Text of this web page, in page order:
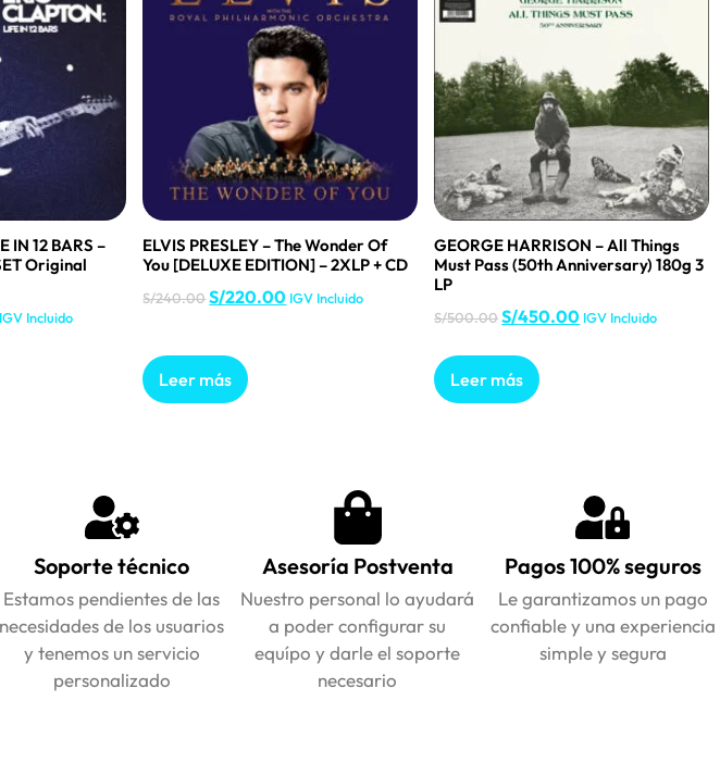
IN 12 BARS –
Original
IGV Incluido
ELVIS PRESLEY – The Wonder Of
You [DELUXE EDITION] – 2XLP + CD
S/240.00 S/220.00 IGV Incluido
Leer más
GEORGE HARRISON – All Things
Must Pass (50th Anniversary) 180g 3
LP
S/500.00S/450.00 IGV Incluido
Leer más
Soporte técnico
Estamos pendientes de las
necesidades de los usuarios
y tenemos un servicio
personalizado
Asesoría Postventa
Nuestro personal lo ayudará
a poder configurar su
equípo y darle el soporte
necesario
Pagos 100% seguros
Le garantizamos un pago
confiable y una experiencia
simple y segura